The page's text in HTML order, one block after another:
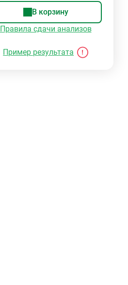
В корзину
Правила сдачи анализов
Пример результата